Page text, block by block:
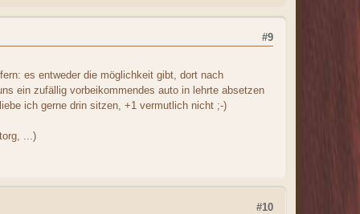
#9
es entweder die möglichkeit gibt, dort nach
ein zufällig vorbeikommendes auto in lehrte absetzen
ich gerne drin sitzen, +1 vermutlich nicht ;-)
...)
#10